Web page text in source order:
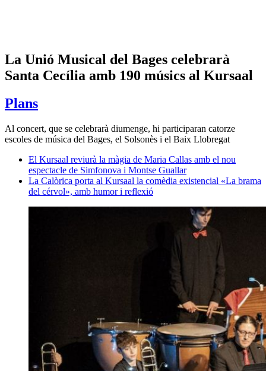
La Unió Musical del Bages celebrarà
Santa Cecília amb 190 músics al Kursaal
Plans
Al concert, que se celebrarà diumenge, hi participaran catorze
escoles de música del Bages, el Solsonès i el Baix Llobregat
El Kursaal reviurà la màgia de Maria Callas amb el nou
espectacle de Simfonova i Montse Guallar
La Calòrica porta al Kursaal la comèdia existencial «La brama
del cérvol», amb humor i reflexió